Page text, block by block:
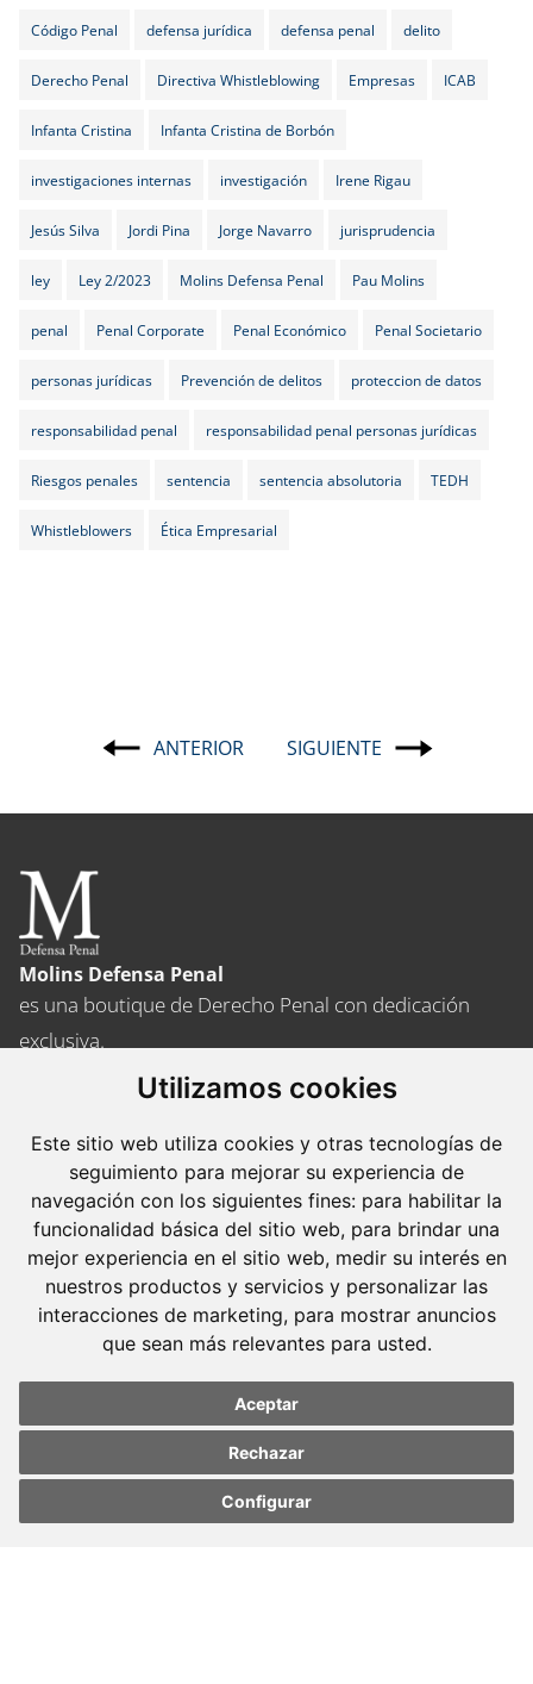
Utilizamos cookies
Este sitio web utiliza cookies y otras tecnologías de
seguimiento para mejorar su experiencia de
navegación con los siguientes fines: para habilitar la
funcionalidad básica del sitio web, para brindar una
mejor experiencia en el sitio web, medir su interés en
nuestros productos y servicios y personalizar las
interacciones de marketing, para mostrar anuncios
que sean más relevantes para usted.
Aceptar
Rechazar
Configurar
preferences
preferences
Código Penal defensa jurídica defensa penal delito
Derecho Penal Directiva Whistleblowing Empresas ICAB
Infanta Cristina Infanta Cristina de Borbón
investigaciones internas investigación Irene Rigau
Jesús Silva Jordi Pina Jorge Navarro jurisprudencia
ley Ley 2/2023 Molins Defensa Penal Pau Molins
penal Penal Corporate Penal Económico Penal Societario
personas jurídicas Prevención de delitos proteccion de datos
responsabilidad penal responsabilidad penal personas jurídicas
Riesgos penales sentencia sentencia absolutoria TEDH
Whistleblowers Ética Empresarial
Navegación
ANTERIOR SIGUIENTE
Molins Defensa Penal
es una boutique de Derecho Penal con dedicación
exclusiva.
08008 Barcelona
Tel. +34 934 152 244
Fax. +34 934 160 693
Madrid
José Abascal, 56 Planta 6
28003 Madrid
Tel. +34 913 103 008
Fax. +34 913 915 158